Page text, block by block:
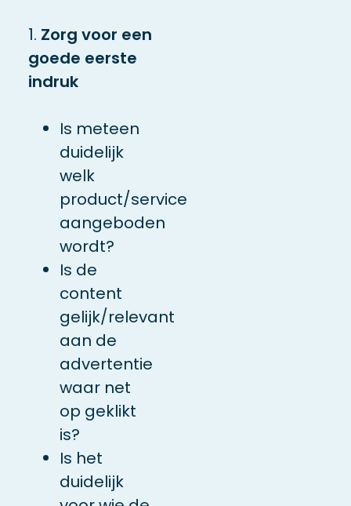
1. Zorg voor een
goede eerste
indruk
Is meteen
duidelijk
welk
product/service
aangeboden
wordt?
Is de
content
gelijk/relevant
aan de
advertentie
waar net
op geklikt
is?
Is het
duidelijk